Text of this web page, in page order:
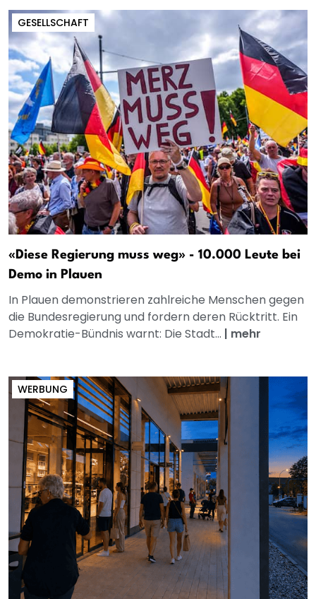
GESELLSCHAFT
«Diese Regierung muss weg» - 10.000 Leute bei
Demo in Plauen
In Plauen demonstrieren zahlreiche Menschen gegen
die Bundesregierung und fordern deren Rücktritt. Ein
Demokratie-Bündnis warnt: Die Stadt... | mehr
WERBUNG